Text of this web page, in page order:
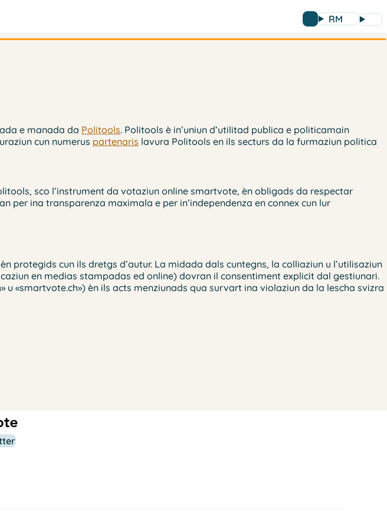
RM
e manada da Politools. Politools è in’uniun d’utilitad publica e politicamain
cun numerus partenaris lavura Politools en ils secturs da la furmaziun politica
sco l’instrument da votaziun online smartvote, èn obligads da respectar
per ina transparenza maximala e per in’independenza en connex cun lur
protegids cun ils dretgs d’autur. La midada dals cuntegns, la colliaziun u l’utilisaziun
en medias stampadas ed online) dovran il consentiment explicit dal gestiunari.
«smartvote.ch») èn ils acts menziunads qua survart ina violaziun da la lescha svizra